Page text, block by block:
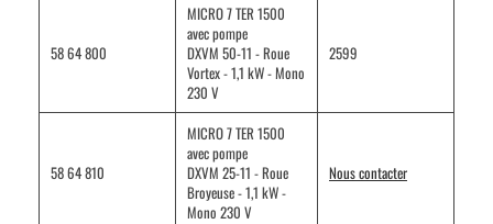
58 64 800
MICRO 7 TER 1500
avec pompe
DXVM 50-11 - Roue
Vortex - 1,1 kW - Mono
230 V
2599
58 64 810
MICRO 7 TER 1500
avec pompe
DXVM 25-11 - Roue
Broyeuse - 1,1 kW -
Mono 230 V
Nous contacter